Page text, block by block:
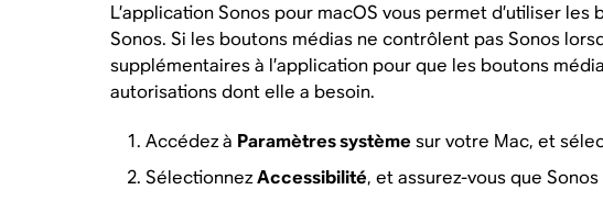
L’application Sonos pour macOS vous permet d’utiliser
Sonos. Si les boutons médias ne contrôlent pas Sonos
supplémentaires à l’application pour que les boutons
autorisations dont elle a besoin.
Accédez à Paramètres système sur votre Mac, et
SélectionnezAccessibilité, et assurez-vous que